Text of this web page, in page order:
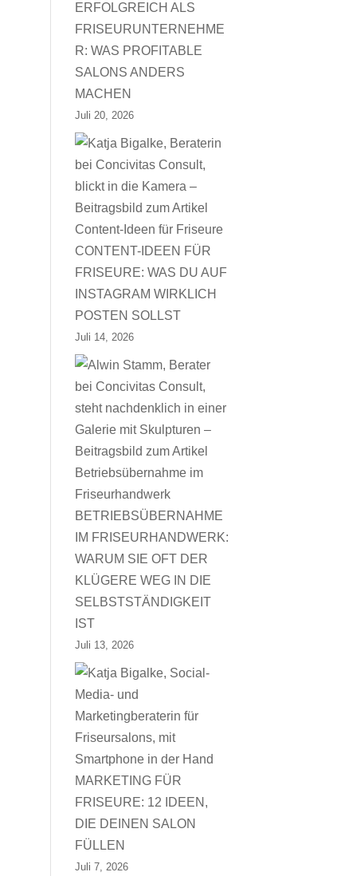
ERFOLGREICH ALS
FRISEURUNTERNEHME
R: WAS PROFITABLE
SALONS ANDERS
MACHEN
Juli 20, 2026
CONTENT-IDEEN FÜR
FRISEURE: WAS DU AUF
INSTAGRAM WIRKLICH
POSTEN SOLLST
Juli 14, 2026
BETRIEBSÜBERNAHME
IM FRISEURHANDWERK:
WARUM SIE OFT DER
KLÜGERE WEG IN DIE
SELBSTSTÄNDIGKEIT
IST
Juli 13, 2026
MARKETING FÜR
FRISEURE: 12 IDEEN,
DIE DEINEN SALON
FÜLLEN
Juli 7, 2026